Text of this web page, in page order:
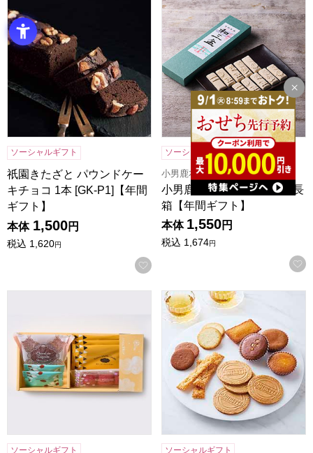
ソーシャルギフト
祇園きたざと パウンドケー
キチョコ 1本 [GK-P1]【年間
ギフト】
本体 1,500円
税込 1,620円
お気に入りに登録する
ソーシャルギフト NEW
小男鹿本舗 冨士屋
小男鹿本舗 冨士屋 和三盆 長
箱【年間ギフト】
本体 1,550円
税込 1,674円
チョコトリップ 魅惑のスイーツ詰合せ 月のサーカス[CHB-
ソーシャルギフト
東京風月堂 パリ凱旋(21個入
ソーシャルギフト